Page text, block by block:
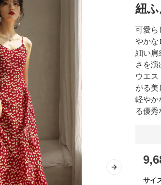
Next slide
紐
可愛ら
やかな
細い肩
さを演
ウエ
がる美
軽やか
る優秀
サイ